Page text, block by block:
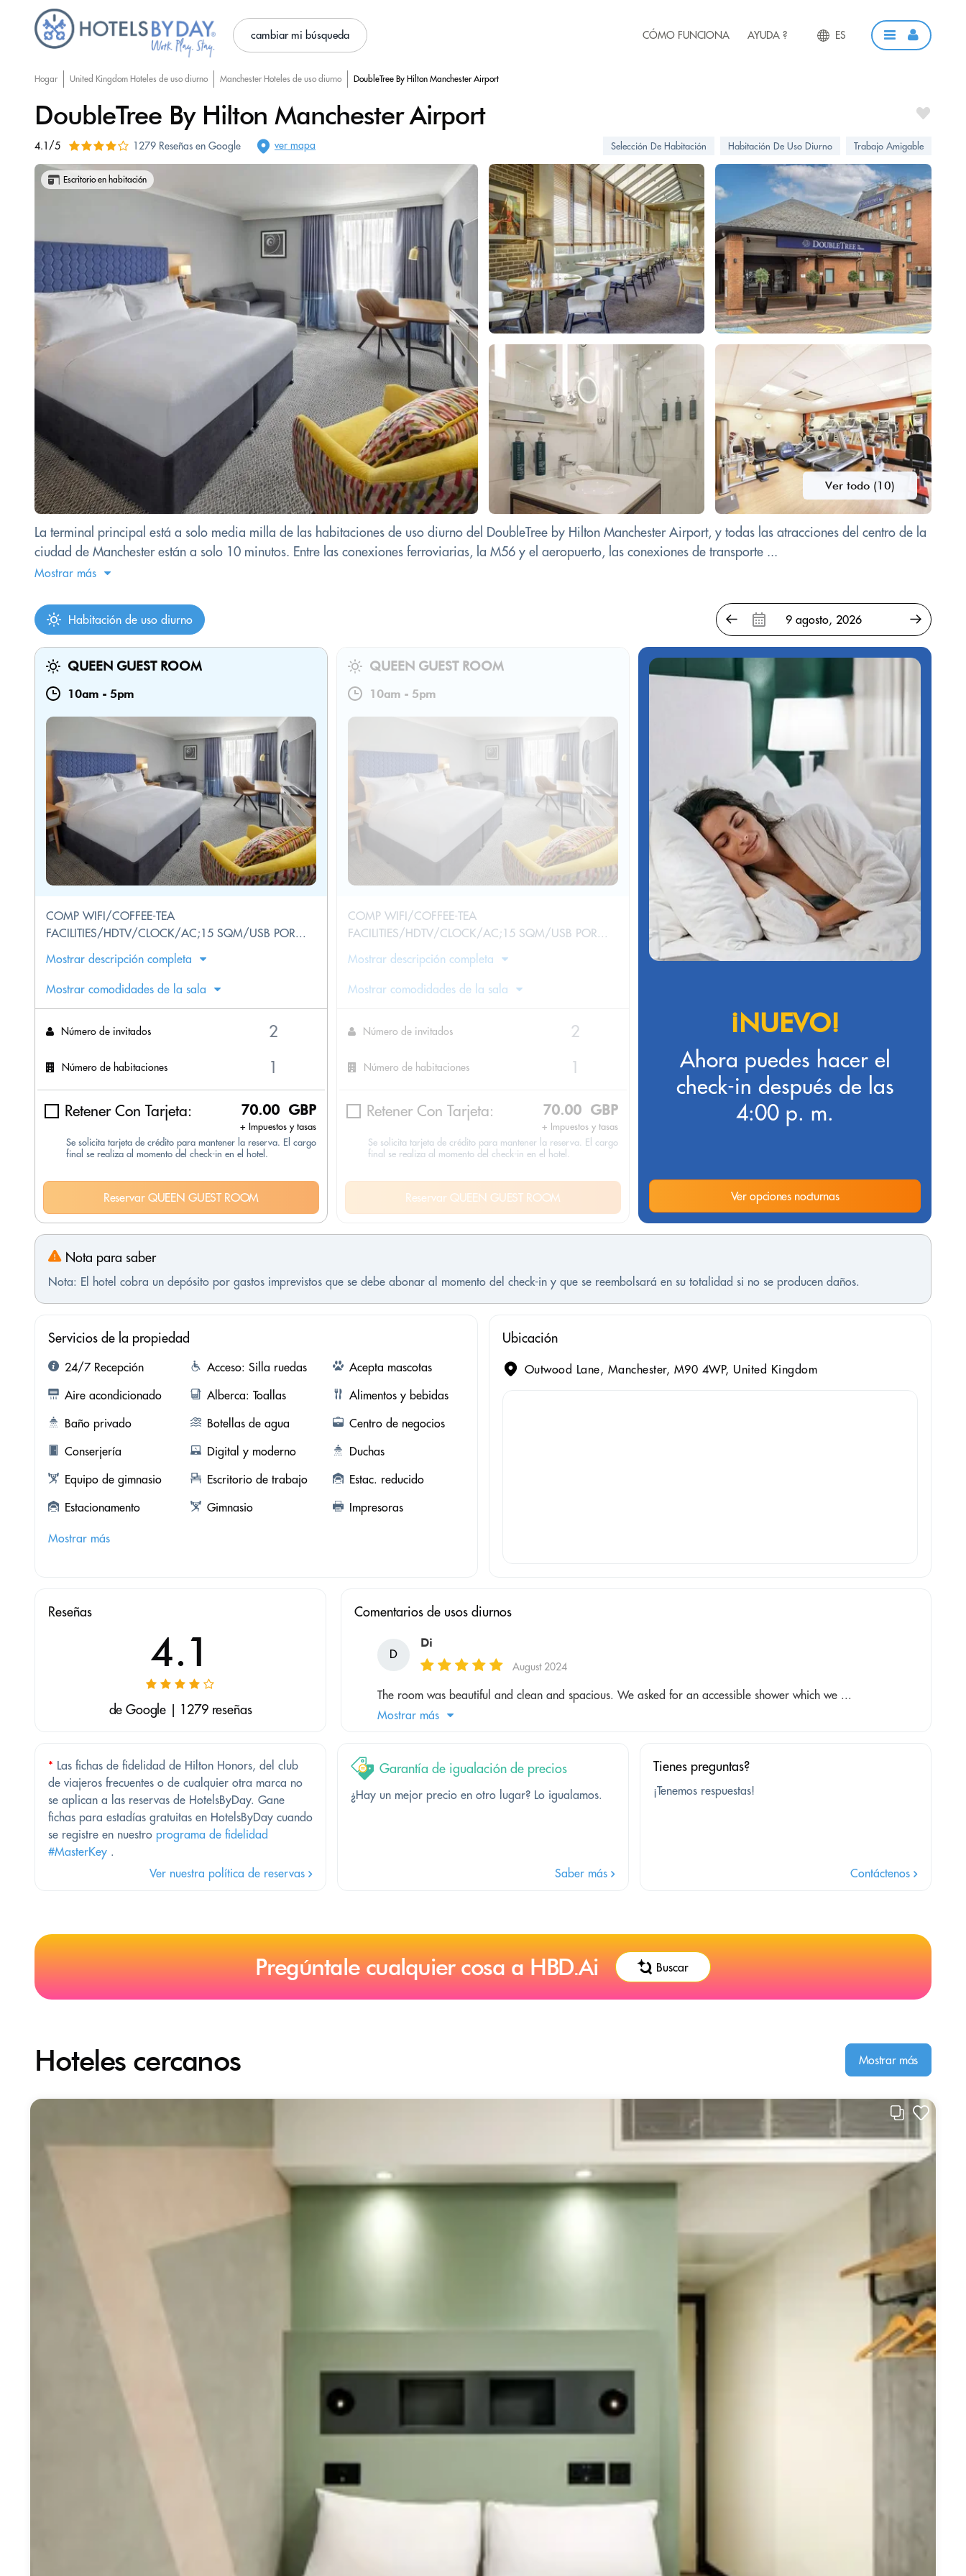
cambiar mi búsqueda CÓMO FUNCIONA AYUDA ? ES
Hogar United Kingdom Hoteles de uso diurno Manchester Hoteles de uso diurno DoubleTree By Hilton Manchester Airport
DoubleTree By Hilton Manchester Airport
4.1/5 1279 Reseñas en Google ver mapa Selección De Habitación Habitación De Uso Diurno Trabajo Amigable
Ver todo (10)
Escritorio en habitación
La terminal principal está a solo media milla de las habitaciones de uso diurno del DoubleTree by Hilton Manchester Airport, y todas las atracciones del centro de la
ciudad de Manchester están a solo 10 minutos. Entre las conexiones ferroviarias, la M56 y el aeropuerto, las conexiones de transporte ...
Mostrar más
Habitación de uso diurno
QUEEN GUEST ROOM
10am - 5pm
COMP WIFI/COFFEE-TEA
FACILITIES/HDTV/CLOCK/AC;15 SQM/USB POR...
Mostrar descripción completa
Mostrar comodidades de la sala
Número de invitados
Número de habitaciones
Retener Con Tarjeta: 70.00 GBP
+ Impuestos y tasas
Se solicita tarjeta de crédito para mantener la reserva. El cargo
final se realiza al momento del check-in en el hotel.
Reservar QUEEN GUEST ROOM
QUEEN GUEST ROOM
10am - 5pm
COMP WIFI/COFFEE-TEA
FACILITIES/HDTV/CLOCK/AC;15 SQM/USB POR...
Mostrar descripción completa
Mostrar comodidades de la sala
Número de invitados
Número de habitaciones
Retener Con Tarjeta: 70.00 GBP
+ Impuestos y tasas
Se solicita tarjeta de crédito para mantener la reserva. El cargo
final se realiza al momento del check-in en el hotel.
Reservar QUEEN GUEST ROOM
¡NUEVO!
Ahora puedes hacer el
check-in después de las
4:00 p. m.
Ver opciones nocturnas
Nota para saber
Nota: El hotel cobra un depósito por gastos imprevistos que se debe abonar al momento del check-in y que se reembolsará en su totalidad si no se producen daños.
Servicios de la propiedad
24/7 Recepción Acceso: Silla ruedas
Acepta mascotas
Aire acondicionado
Alberca: Toallas
Alimentos y bebidas
Baño privado
Botellas de agua
Centro de negocios
Conserjería
Digital y moderno
Duchas
Equipo de gimnasio
Escritorio de trabajo
Estac. reducido
Estacionamento
Gimnasio Impresoras
Mostrar más
Ubicación
Outwood Lane, Manchester, M90 4WP, United Kingdom
Reseñas
4.1
de Google | 1279 reseñas
Comentarios de usos diurnos
D
Di
August 2024
The room was beautiful and clean and spacious. We asked for an accessible shower which we ...
Mostrar más
* Las fichas de fidelidad de Hilton Honors, del club
de viajeros frecuentes o de cualquier otra marca no
se aplican a las reservas de HotelsByDay. Gane
fichas para estadías gratuitas en HotelsByDay cuando
se registre en nuestro programa de fidelidad
#MasterKey .
Ver nuestra política de reservas
Garantía de igualación de precios
¿Hay un mejor precio en otro lugar? Lo igualamos.
Saber más
Tienes preguntas?
¡Tenemos respuestas!
Contáctenos
Pregúntale cualquier cosa a HBD.Ai Buscar
Hoteles cercanos Mostrar más